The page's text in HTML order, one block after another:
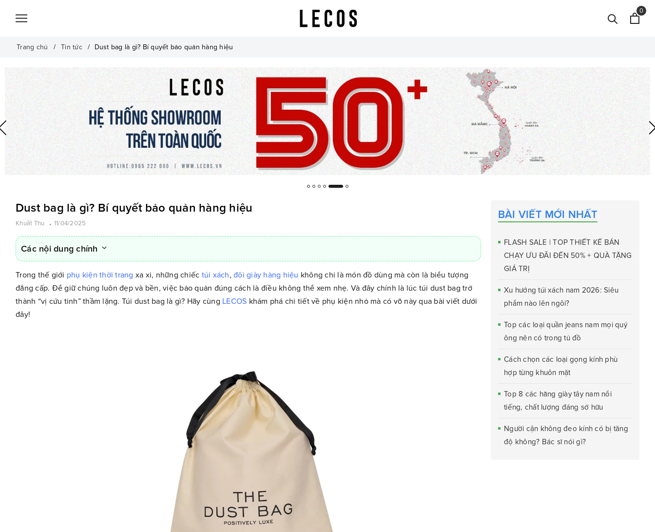
0
Trang chủ Tin tức Dust bag là gì? Bí quyết bảo quản hàng hiệu
Dust bag là gì? Bí quyết bảo quản hàng hiệu
Khuất Thu 11/04/2025
Các nội dung chính
Trong thế giới phụ kiện thời trang xa xỉ, những chiếc túi xách, đôi giày hàng hiệu không chỉ là món đồ dùng mà còn là biểu tượng
đẳng cấp. Để giữ chúng luôn đẹp và bền, việc bảo quản đúng cách là điều không thể xem nhẹ. Và đây chính là lúc túi dust bag trở
thành “vị cứu tinh” thầm lặng. Túi dust bag là gì? Hãy cùng LECOS khám phá chi tiết về phụ kiện nhỏ mà có võ này qua bài viết dưới
đây!
BÀI VIẾT MỚI NHẤT
FLASH SALE | TOP THIẾT KẾ BÁN
CHẠY ƯU ĐÃI ĐẾN 50% + QUÀ TẶNG
GIÁ TRỊ
Xu hướng túi xách nam 2026: Siêu
phẩm nào lên ngôi?
Top các loại quần jeans nam mọi quý
ông nên có trong tủ đồ
Cách chọn các loại gọng kính phù
hợp từng khuôn mặt
Top 8 các hãng giày tây nam nổi
tiếng, chất lượng đáng sở hữu
Người cận không đeo kính có bị tăng
độ không? Bác sĩ nói gì?